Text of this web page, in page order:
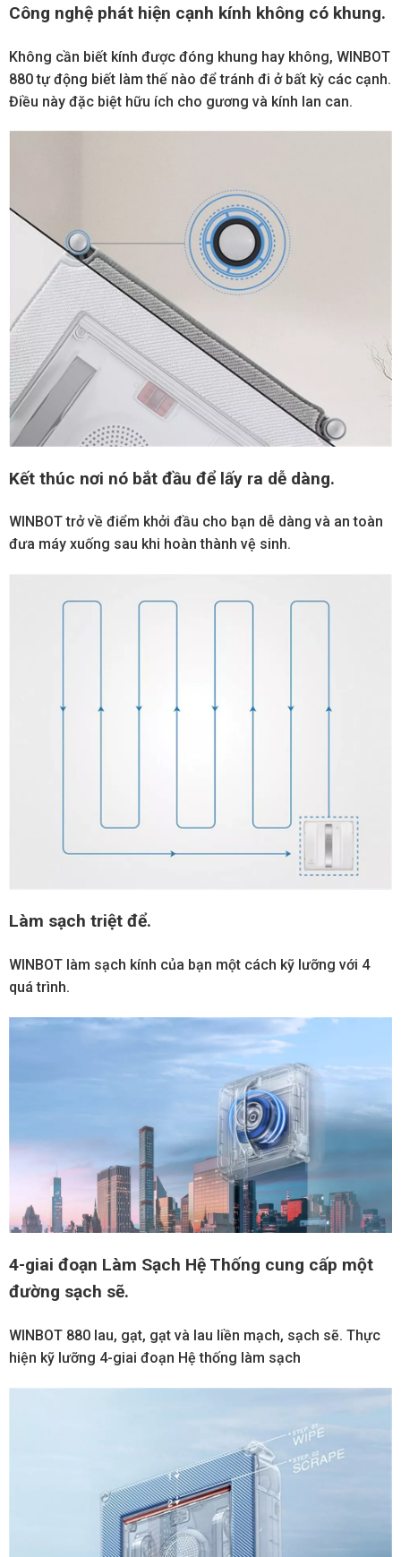
Công nghệ phát hiện cạnh kính không có khung.
Không cần biết kính được đóng khung hay không, WINBOT
880 tự động biết làm thế nào để tránh đi ở bất kỳ các cạnh.
Điều này đặc biệt hữu ích cho gương và kính lan can.
Kết thúc nơi nó bắt đầu để lấy ra dễ dàng.
WINBOT trở về điểm khởi đầu cho bạn dễ dàng và an toàn
đưa máy xuống sau khi hoàn thành vệ sinh.
Làm sạch triệt để.
WINBOT làm sạch kính của bạn một cách kỹ lưỡng với 4
quá trình.
4-giai đoạn Làm Sạch Hệ Thống cung cấp một
đường sạch sẽ.
WINBOT 880 lau, gạt, gạt và lau liền mạch, sạch sẽ. Thực
hiện kỹ lưỡng 4-giai đoạn Hệ thống làm sạch